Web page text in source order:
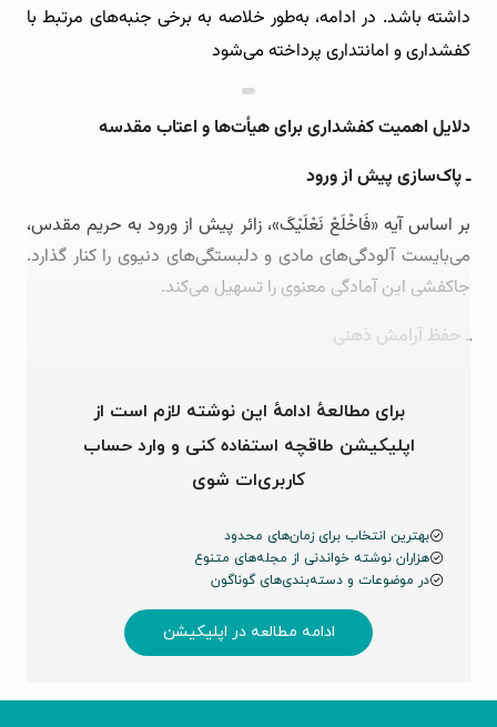
داشته باشد. در ادامه، به‌طور خلاصه به برخی جنبه‌های مرتبط با
کفشداری و امانتداری پرداخته می‌شود
دلایل اهمیت کفشداری برای هیأت‌ها و اعتاب مقدسه
ـ پاک‌سازی پیش از ورود
بر اساس آیه «فَاخْلَعْ نَعْلَیْکَ»، زائر پیش از ورود به حریم مقدس،
می‌بایست آلودگی‌های مادی و دلبستگی‌های دنیوی را کنار گذارد.
جاکفشی این آمادگی معنوی را تسهیل می‌کند.
ـ حفظ آرامش ذهنی
برای مطالعهٔ ادامهٔ این نوشته لازم است از
اپلیکیشن طاقچه استفاده کنی و وارد حساب
کاربری‌ات شوی
بهترین انتخاب برای زمان‌های محدود
هزاران نوشته خواندنی از مجله‌های متنوع
در موضوعات و دسته‌بندی‌های گوناگون
ادامه مطالعه در اپلیکیشن